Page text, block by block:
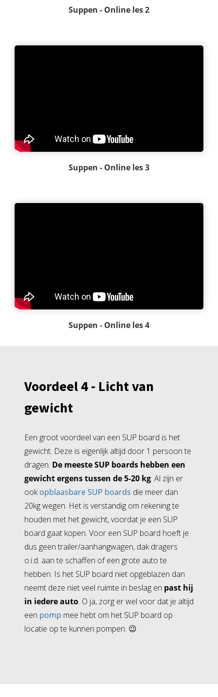
Suppen - Online les 2
Suppen - Online les 3
Suppen - Online les 4
Voordeel 4 - Licht van
gewicht
Een groot voordeel van een SUP board is het
gewicht. Deze is eigenlijk altijd door 1 persoon te
dragen. De meeste SUP boards hebben een
gewicht ergens tussen de 5-20 kg. Al zijn er
ookopblaasbare SUP boards die meer dan
20kg wegen. Het is verstandig om rekening te
houden met het gewicht, voordat je een SUP
board gaat kopen. Voor een SUP board hoeft je
dus geen trailer/aanhangwagen, dak dragers
o.i.d. aan te schaffen of een grote auto te
hebben. Is het SUP board niet opgeblazen dan
neemt deze niet veel ruimte in beslag en past hij
in iedere auto. O ja, zorg er wel voor dat je altijd
een pomp mee hebt om het SUP board op
locatie op te kunnen pompen. 😉